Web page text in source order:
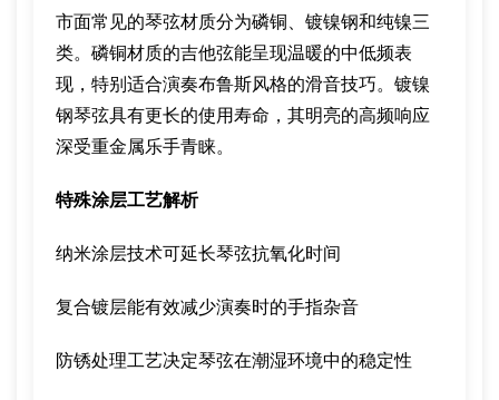
市面常见的琴弦材质分为磷铜、镀镍钢和纯镍三
类。磷铜材质的吉他弦能呈现温暖的中低频表
现，特别适合演奏布鲁斯风格的滑音技巧。镀镍
钢琴弦具有更长的使用寿命，其明亮的高频响应
深受重金属乐手青睐。
特殊涂层工艺解析
纳米涂层技术可延长琴弦抗氧化时间
复合镀层能有效减少演奏时的手指杂音
防锈处理工艺决定琴弦在潮湿环境中的稳定性